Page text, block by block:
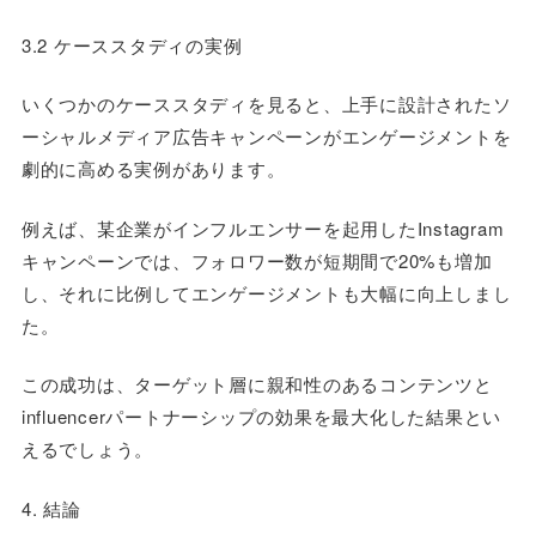
3.2 ケーススタディの実例
いくつかのケーススタディを見ると、上手に設計されたソ
ーシャルメディア広告キャンペーンがエンゲージメントを
劇的に高める実例があります。
例えば、某企業がインフルエンサーを起用したInstagram
キャンペーンでは、フォロワー数が短期間で20%も増加
し、それに比例してエンゲージメントも大幅に向上しまし
た。
この成功は、ターゲット層に親和性のあるコンテンツと
influencerパートナーシップの効果を最大化した結果とい
えるでしょう。
4. 結論